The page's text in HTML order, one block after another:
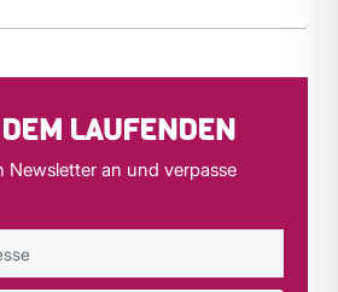
LAUFENDEN
Newsletter an und verpasse